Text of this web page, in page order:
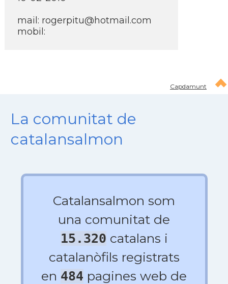
mail: rogerpitu@hotmail.com
mobil:
Capdamunt
La comunitat de
catalansalmon
Catalansalmon som
una comunitat de
15.320 catalans i
catalanòfils registrats
en 484 pagines web de